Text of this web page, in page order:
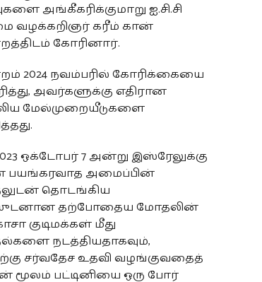
அங்கீகரிக்குமாறு ஐ.சி.சி
வழக்கறிஞர் கரீம் கான்
கோரினார்.
2024 நவம்பரில் கோரிக்கையை
அவர்களுக்கு எதிரான
மேல்முறையீடுகளை
ஒக்டோபர் 7 அன்று இஸ்ரேலுக்கு
பயங்கரவாத அமைப்பின்
தொடங்கிய
தற்போதைய மோதலின்
குடிமக்கள் மீது
நடத்தியதாகவும்,
சர்வதேச உதவி வழங்குவதைத்
மூலம் பட்டினியை ஒரு போர்